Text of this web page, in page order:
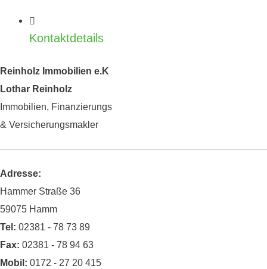
Kontaktdetails
Reinholz Immobilien e.K
Lothar Reinholz
Immobilien, Finanzierungs
& Versicherungsmakler
Adresse:
Hammer Straße 36
59075 Hamm
Tel: 02381 - 78 73 89
Fax: 02381 - 78 94 63
Mobil: 0172 - 27 20 415